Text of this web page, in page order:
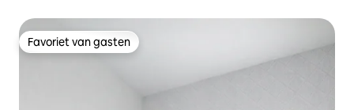
Favoriet van gasten
Favoriet van gasten